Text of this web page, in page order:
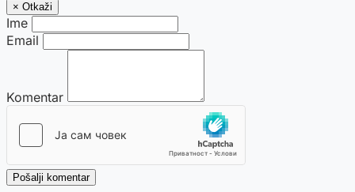
× Otkaži
Ime
Email
Komentar
Pošalji komentar